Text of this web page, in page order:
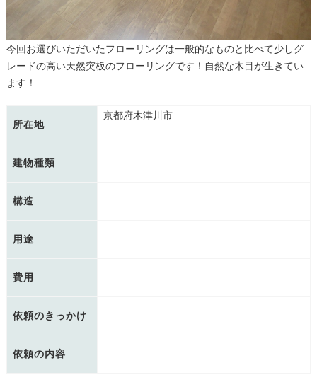
今回お選びいただいたフローリングは一般的なものと比べて少しグ
レードの高い天然突板のフローリングです！自然な木目が生きてい
ます！
所在地
京都府木津川市
建物種類
構造
用途
費用
依頼のきっかけ
依頼の内容